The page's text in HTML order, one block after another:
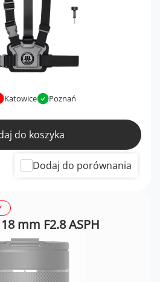
Katowice Poznań
do koszyka
Dodaj do porównania
mm F2.8 ASPH